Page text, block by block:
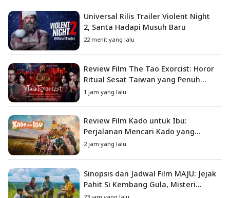
Universal Rilis Trailer Violent Night
2, Santa Hadapi Musuh Baru
22 menit yang lalu
Review Film The Tao Exorcist: Horor
Ritual Sesat Taiwan yang Penuh
Misteri dan Teror Psikologis
1 jam yang lalu
Review Film Kado untuk Ibu:
Perjalanan Mencari Kado yang
Mengajarkan Arti Keluarga
2 jam yang lalu
Sinopsis dan Jadwal Film MAJU: Jejak
Pahit Si Kembang Gula, Misteri
Hilangnya Bagas di Lokasi Jambore